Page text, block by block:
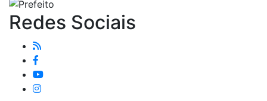
Redes Sociais